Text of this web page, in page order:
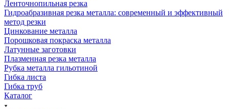
Ленточнопильная резка
Гидроабразивная резка металла: современный и эффективный
метод резки
Цинкование металла
Порошковая покраска металла
Латунные заготовки
Плазменная резка металла
Рубка металла гильотиной
Гибка листа
Гибка труб
Каталог